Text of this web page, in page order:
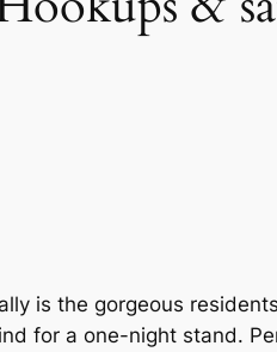
is the gorgeous
for a one-night stand.